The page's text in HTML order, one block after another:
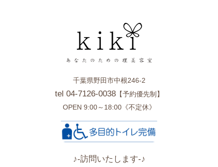
千葉県野田市中根246-2
tel 04-7126-0038【予約優先制】
OPEN 9:00～18:00《不定休》
♪-訪問いたします-♪